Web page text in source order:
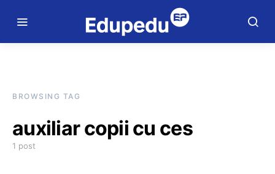
BROWSING TAG
auxiliar copii cu ces
1 post